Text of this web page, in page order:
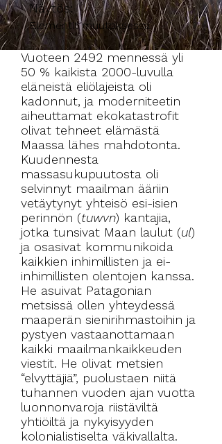
Näytös:
Elementit muutoksessa
Vuoteen 2492 mennessä yli
50 % kaikista 2000-luvulla
eläneistä eliölajeista oli
kadonnut, ja moderniteetin
aiheuttamat ekokatastrofit
olivat tehneet elämästä
Maassa lähes mahdotonta.
Kuudennesta
massasukupuutosta oli
selvinnyt maailman ääriin
vetäytynyt yhteisö esi-isien
perinnön (tuwvn) kantajia,
jotka tunsivat Maan laulut (ul)
ja osasivat kommunikoida
kaikkien inhimillisten ja ei-
inhimillisten olentojen kanssa.
He asuivat Patagonian
metsissä ollen yhteydessä
maaperän sienirihmastoihin ja
pystyen vastaanottamaan
kaikki maailmankaikkeuden
viestit. He olivat metsien
“elvyttäjiä”, puolustaen niitä
tuhannen vuoden ajan vuotta
luonnonvaroja riistäviltä
yhtiöiltä ja nykyisyyden
kolonialistiselta väkivallalta.